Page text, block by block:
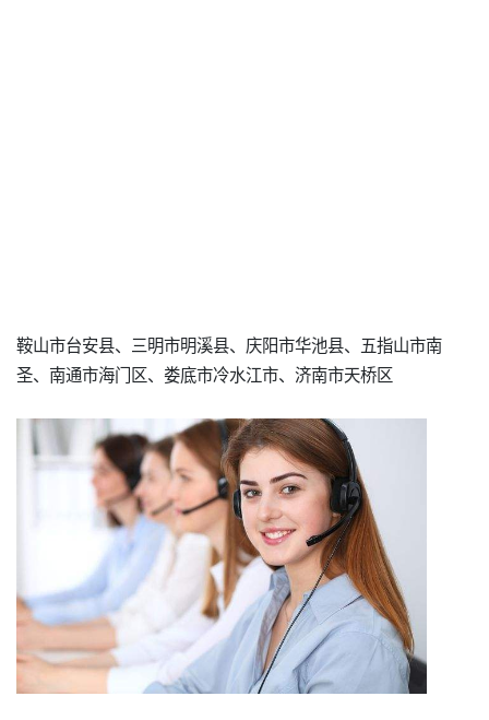
鞍山市台安县、三明市明溪县、庆阳市华池县、五指山市南
圣、南通市海门区、娄底市冷水江市、济南市天桥区